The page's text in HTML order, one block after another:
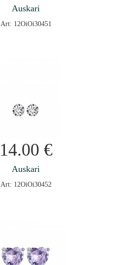
Auskari
Art: 12OiOi30451
14.00 €
Auskari
Art: 12OiOi30452